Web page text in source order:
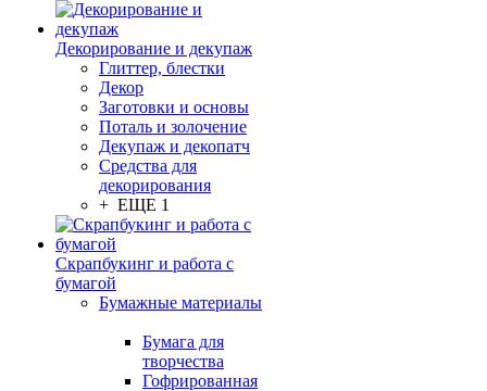
Декорирование и декупаж
Глиттер, блестки
Декор
Заготовки и основы
Поталь и золочение
Декупаж и декопатч
Средства для
декорирования
+ ЕЩЕ 1
Скрапбукинг и работа с
бумагой
Бумажные материалы
Бумага для
творчества
Гофрированная